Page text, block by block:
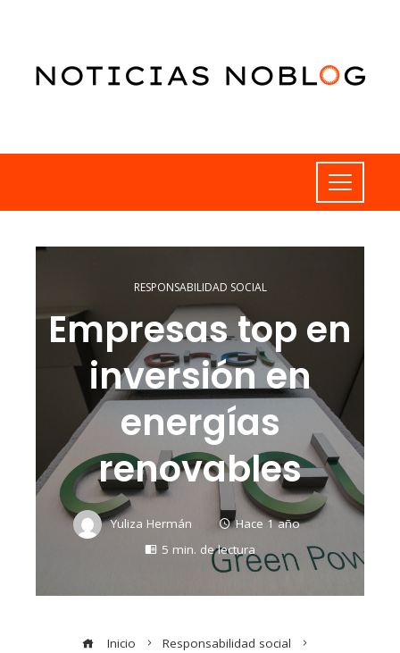
RESPONSABILIDAD SOCIAL
Empresas top en
inversión en
energías
renovables
Yuliza Hermán
Hace 1 año
5 min. de lectura
Inicio
Responsabilidad social